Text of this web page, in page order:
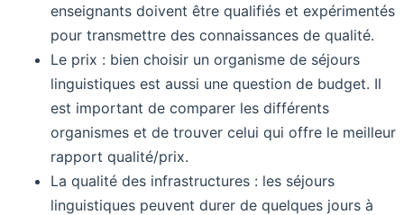
enseignants doivent être qualifiés et expérimentés
pour transmettre des connaissances de qualité.
Le prix : bien choisir un organisme de séjours
linguistiques est aussi une question de budget. Il
est important de comparer les différents
organismes et de trouver celui qui offre le meilleur
rapport qualité/prix.
La qualité des infrastructures : les séjours
linguistiques peuvent durer de quelques jours à